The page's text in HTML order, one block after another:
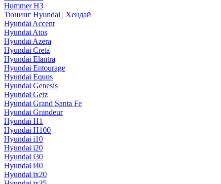
Hummer H3
Тюнинг Hyundai | Хендай
Hyundai Accent
Hyundai Atos
Hyundai Azera
Hyundai Creta
Hyundai Elantra
Hyundai Entourage
Hyundai Equus
Hyundai Genesis
Hyundai Getz
Hyundai Grand Santa Fe
Hyundai Grandeur
Hyundai H1
Hyundai H100
Hyundai i10
Hyundai i20
Hyundai i30
Hyundai i40
Hyundai ix20